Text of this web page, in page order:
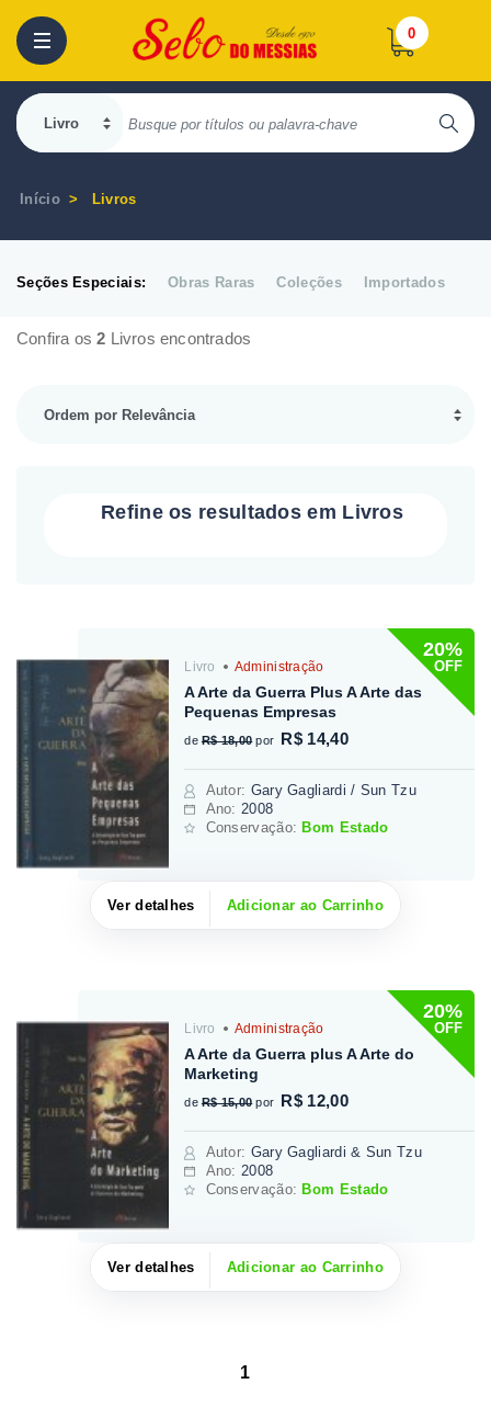
0
Início Livros
Seções Especiais: Obras Raras Coleções Importados
Confira os2 Livros encontrados
Refine os resultados em Livros
20%
OFF
Livro Administração
A Arte da Guerra Plus A Arte das
Pequenas Empresas
de R$ 18,00 por R$ 14,40
Autor: Gary Gagliardi / Sun Tzu
Ano: 2008
Conservação:Bom Estado
Ver detalhes Adicionar ao Carrinho
20%
OFF
Livro Administração
A Arte da Guerra plus A Arte do
Marketing
de R$ 15,00 por R$ 12,00
Autor: Gary Gagliardi & Sun Tzu
Ano: 2008
Conservação: Bom Estado
Ver detalhes Adicionar ao Carrinho
1